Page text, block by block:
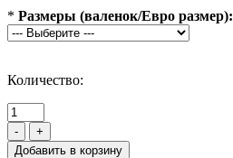
* Размеры (валенок/Евро размер):
Количество:
- +